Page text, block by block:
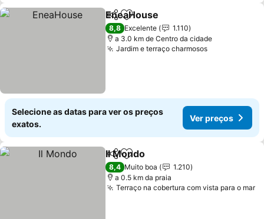
PartilharAdicionar aos favoritos
EneaHouse
8,8 Excelente
1.110
a 3.0 km de Centro da cidade
Jardim e terraço charmosos
Selecione as datas para ver os preços
exatos.
Ver preços
PartilharAdicionar aos favoritos
Il Mondo
8,4 Muito boa
1.210
a 0.5 km da praia
Terraço na cobertura com vista para o mar